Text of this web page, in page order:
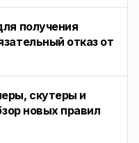
получения
отказ от
скутеры и
новых правил